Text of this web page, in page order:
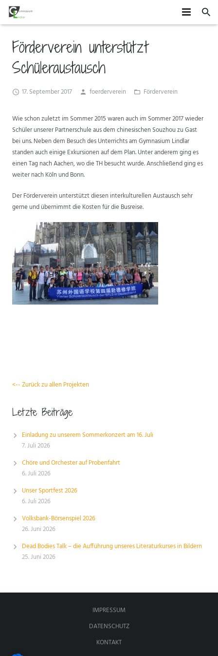
SCHÜLER
AUSTAUSCH UND FAHRTEN
WETTBEWERBE UND ZUSATZQUALIFIKATIONEN
EHEMALIGE
FÄCHER
STUFENINFO
KONZEPTE
FÖRDERUNG UND BERATUNG
VERTRETUNGSPLAN
ÜBERMITTAG
UNTERRICHTSZEITEN
BUSVERBINDUNGEN
ANSPRECHPARTNER
ELTERN
ELTERNMITWIRKUNG
GRUNDSCHÜLER
FÖRDERVEREIN
NEWS
KONTAKT
Förderverein unterstützt
Schüleraustausch
17. September 2017 foerderverein Förderverein
Wie schon zuletzt im Sommer 2015 waren auch im Sommer 2017 wieder
Schüler unserer Partnerschule aus dem chinesischen Souzhou zu Gast
bei uns. Neben dem Besuch des Unterrichts am Gymnasium Lindlar
standen auch einige Exkursionen auf dem Plan. Unter anderem ging es
einen Tag nach Aachen, wo die TH besucht wurde. Anschließend ging es
weiter nach Köln und Bonn.
Der Förderverein unterstützt diesen interkulturellen Austausch sehr
gerne und übernimmt die Kosten für die Busreise.
<-- Zurück zu allen Projekten
Letzte Beiträge
Einladung zu unserem Sommerkonzert am 16. Juli
7. Juli 2026
Chöre und Orchester auf Probenfahrt
6. Juli 2026
Unser Sportfest 2026
6. Juli 2026
Volksbank-Börsenspiel 2026
26. Juni 2026
Dead Bodies Talk – die Aufführung unseres Literaturkurses in Bildern
25. Juni 2026
IMPRESSUM
DATENSCHUTZ
KONTAKT